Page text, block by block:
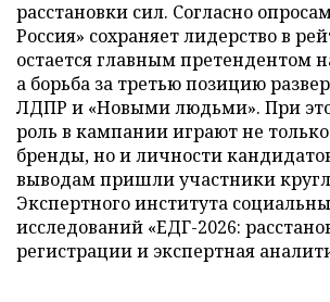
расстановки сил. Согласно
Россия» сохраняет лидерство в
остается главным претендентом
а борьба за третью позицию
ЛДПР и «Новыми людьми». При
роль в кампании играют не
бренды, но и личности
выводам пришли участники
Экспертного института
исследований «ЕДГ-2026:
регистрации и экспертная